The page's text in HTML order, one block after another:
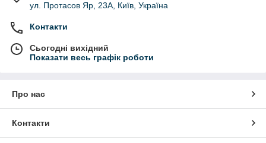
ул. Протасов Яр, 23А, Київ, Україна
Контакти
Сьогодні вихідний
Показати весь графік роботи
Про нас
Контакти